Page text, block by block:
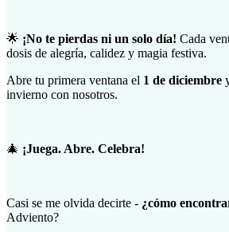
🌟 ¡No te pierdas ni un solo día! Cada
dosis de alegría, calidez y magia festiva.
Abre tu primera ventana el 1 de diciembre
invierno con nosotros.
🎄 ¡Juega. Abre. Celebra!
Casi se me olvida decirte - ¿cómo
Adviento?